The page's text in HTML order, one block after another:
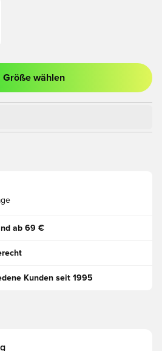
zum Anmelden oder Registrieren
Größe wählen
ab 69 €
Kunden seit 1995